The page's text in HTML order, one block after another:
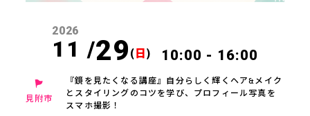
2026
11 /29 ( 日) 10:00 - 16:00
見附市
『鏡を見たくなる講座』自分らしく輝くヘア&メイク
とスタイリングのコツを学び、プロフィール写真を
スマホ撮影！